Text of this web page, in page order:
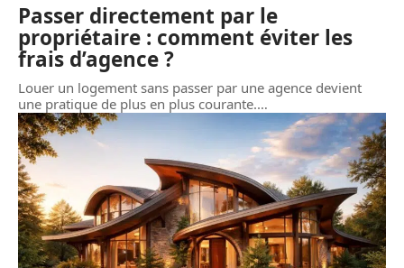
Passer directement par le
propriétaire : comment éviter les
frais d’agence ?
Louer un logement sans passer par une agence devient
une pratique de plus en plus courante.…